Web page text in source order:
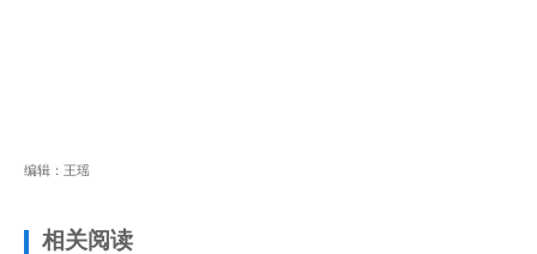
编辑：王瑶
相关阅读